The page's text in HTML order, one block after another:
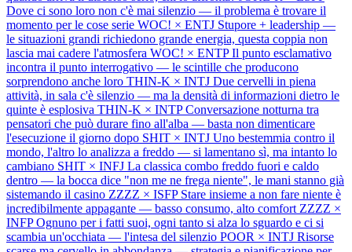
Dove ci sono loro non c'è mai silenzio — il problema è trovare il
momento per le cose serie WOC! × ENTJ Stupore + leadership —
le situazioni grandi richiedono grande energia, questa coppia non
lascia mai cadere l'atmosfera WOC! × ENTP Il punto esclamativo
incontra il punto interrogativo — le scintille che producono
sorprendono anche loro THIN-K × INTJ Due cervelli in piena
attività, in sala c'è silenzio — ma la densità di informazioni dietro le
quinte è esplosiva THIN-K × INTP Conversazione notturna tra
pensatori che può durare fino all'alba — basta non dimenticare
l'esecuzione il giorno dopo SHIT × INTJ Uno bestemmia contro il
mondo, l'altro lo analizza a freddo — si lamentano sì, ma intanto lo
cambiano SHIT × INFJ La classica combo freddo fuori e caldo
dentro — la bocca dice "non me ne frega niente", le mani stanno già
sistemando il casino ZZZZ × ISFP Stare insieme a non fare niente è
incredibilmente appagante — basso consumo, alto comfort ZZZZ ×
INFP Ognuno per i fatti suoi, ogni tanto si alza lo sguardo e ci si
scambia un'occhiata — l'intesa del silenzio POOR × INTJ Risorse